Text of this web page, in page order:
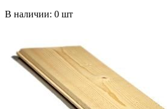
В наличии: 0 шт